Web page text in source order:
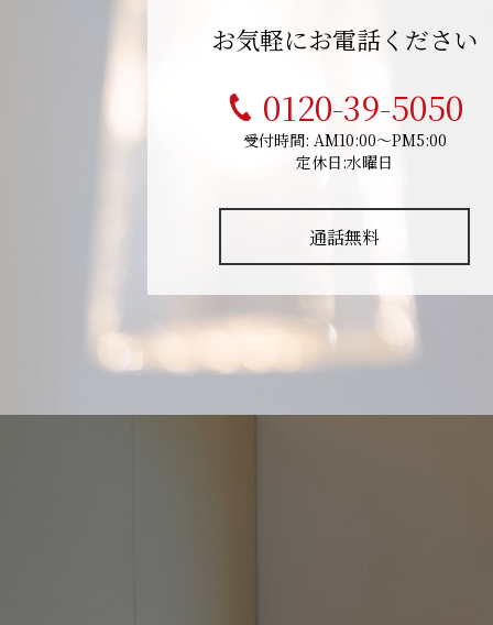
お気軽にお電話ください
0120-39-5050
受付時間: AM10:00～PM5:00
定休日:水曜日
通話無料